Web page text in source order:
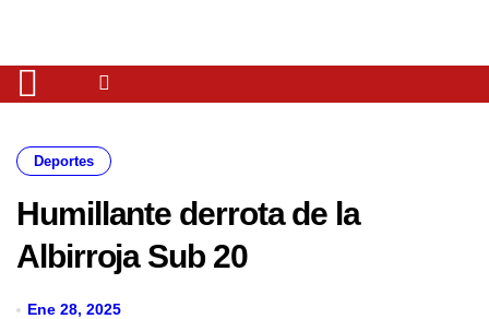
Deportes
Humillante derrota de la
Albirroja Sub 20
Ene 28, 2025